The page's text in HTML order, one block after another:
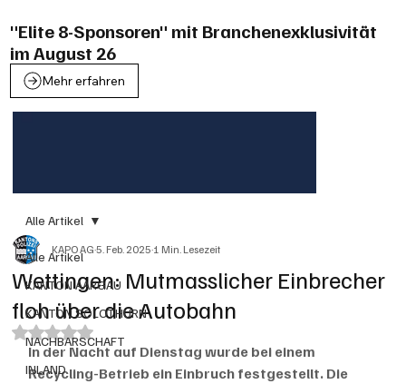
"Elite 8-Sponsoren" mit Branchenexklusivität
im August 26
Mehr erfahren
Alle Artikel
KANTON AARGAU
KANTON SOLOTHURN
NACHBARSCHAFT
INLAND
Alle Artikel
Wettingen: Mutmasslicher Einbrecher
floh über die Autobahn
KAPO AG5. Feb. 20251 Min. Lesezeit
Mit NaN von 5 Sternen bewertet.
In der Nacht auf Dienstag wurde bei einem
Recycling-Betrieb ein Einbruch festgestellt. Die